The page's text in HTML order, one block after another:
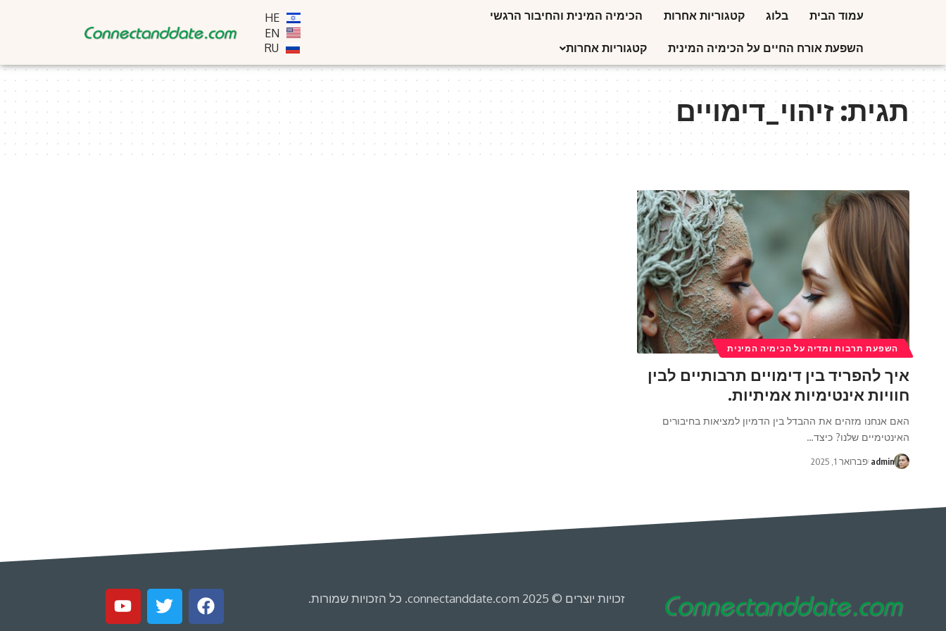
עמוד הבית בלוג קטגוריות אחרות הכימיה המינית והחיבור הרגשי
השפעת אורח החיים על הכימיה המינית קטגוריות אחרות
HE
EN
RU
תגית:זיהוי_דימויים
השפעת תרבות ומדיה על הכימיה המינית
איך להפריד בין דימויים תרבותיים לבין
חוויות אינטימיות אמיתיות.
האם אנחנו מזהים את ההבדל בין הדמיון למציאות בחיבורים
האינטימיים שלנו? כיצד…
admin פברואר 1, 2025
זכויות יוצרים © 2025 connectanddate.com. כל הזכויות שמורות.